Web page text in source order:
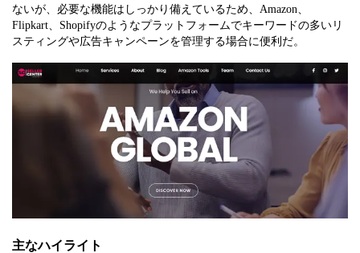
ないが、必要な機能はしっかり備えているため、Amazon、
Flipkart、Shopifyのようなプラットフォームでキーワードの多いリ
スティングや広告キャンペーンを管理する場合に便利だ。
主なハイライト